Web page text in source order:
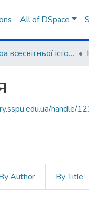
All of DSpace
Кафедра всесвітньої історії, міжнародних відносин та методики навчання історичних дисциплін
handle/
Author By Title